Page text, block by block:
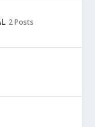
2 Posts